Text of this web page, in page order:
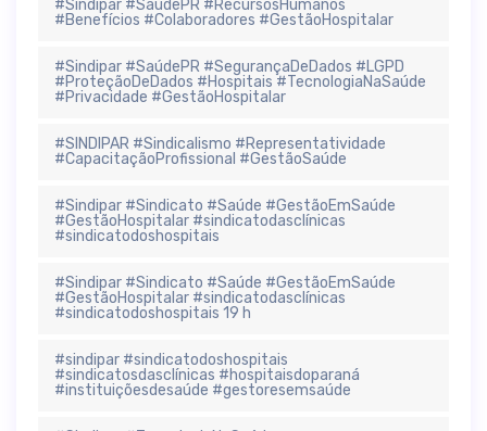
#Sindipar #SaúdePR #RecursosHumanos
#Benefícios #Colaboradores #GestãoHospitalar
#Sindipar #SaúdePR #SegurançaDeDados #LGPD
#ProteçãoDeDados #Hospitais #TecnologiaNaSaúde
#Privacidade #GestãoHospitalar
#SINDIPAR #Sindicalismo #Representatividade
#CapacitaçãoProfissional #GestãoSaúde
#Sindipar #Sindicato #Saúde #GestãoEmSaúde
#GestãoHospitalar #sindicatodasclínicas
#sindicatodoshospitais
#Sindipar #Sindicato #Saúde #GestãoEmSaúde
#GestãoHospitalar #sindicatodasclínicas
#sindicatodoshospitais 19 h
#sindipar #sindicatodoshospitais
#sindicatosdasclínicas #hospitaisdoparaná
#instituiçõesdesaúde #gestoresemsaúde